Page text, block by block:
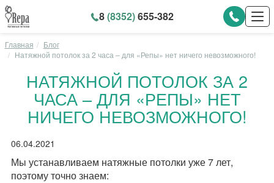
8(8352)655-382
Главная
Блог
Натяжной потолок за 2 часа – для «Репы» нет ничего невозможного!
НАТЯЖНОЙ ПОТОЛОК ЗА 2
ЧАСА – ДЛЯ «РЕПЫ» НЕТ
НИЧЕГО НЕВОЗМОЖНОГО!
06.04.2021
Мы устанавливаем натяжные потолки уже 7 лет,
поэтому точно знаем: